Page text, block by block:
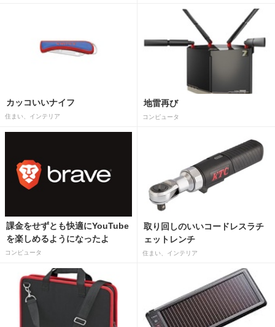
カッコいいナイフ
住まい、インテリア
地雷再び
コンピュータ
課金をせずとも快適にYouTube
を楽しめるようになったよ
コンピュータ
取り回しのいいコードレスラチ
ェットレンチ
住まい、インテリア